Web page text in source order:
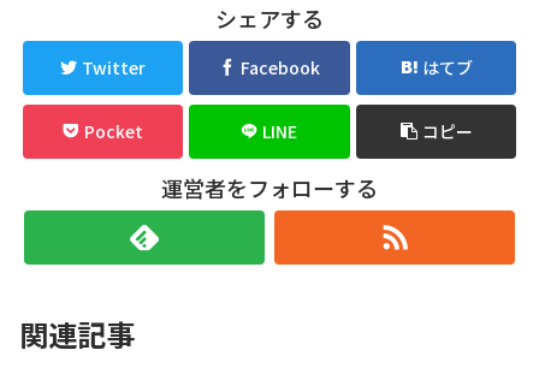
シェアする
Twitter Facebook はてブ
Pocket LINE コピー
運営者をフォローする
関連記事